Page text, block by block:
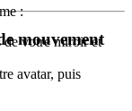
:
de votre miroir et
avatar, puis
mouvement